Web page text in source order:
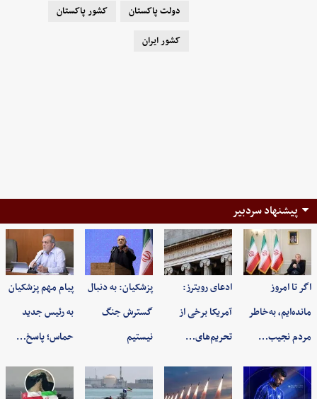
دولت پاکستان
کشور پاکستان
کشور ایران
پیشنهاد سردبیر
اگر تا امروز
مانده‌ایم، به‌خاطر
مردم نجیب…
ادعای رویترز:
آمریکا برخی از
تحریم‌های…
پزشکیان: به‌ دنبال
گسترش جنگ
نیستیم
پیام مهم پزشکیان
به رئیس جدید
حماس؛ پاسخ…